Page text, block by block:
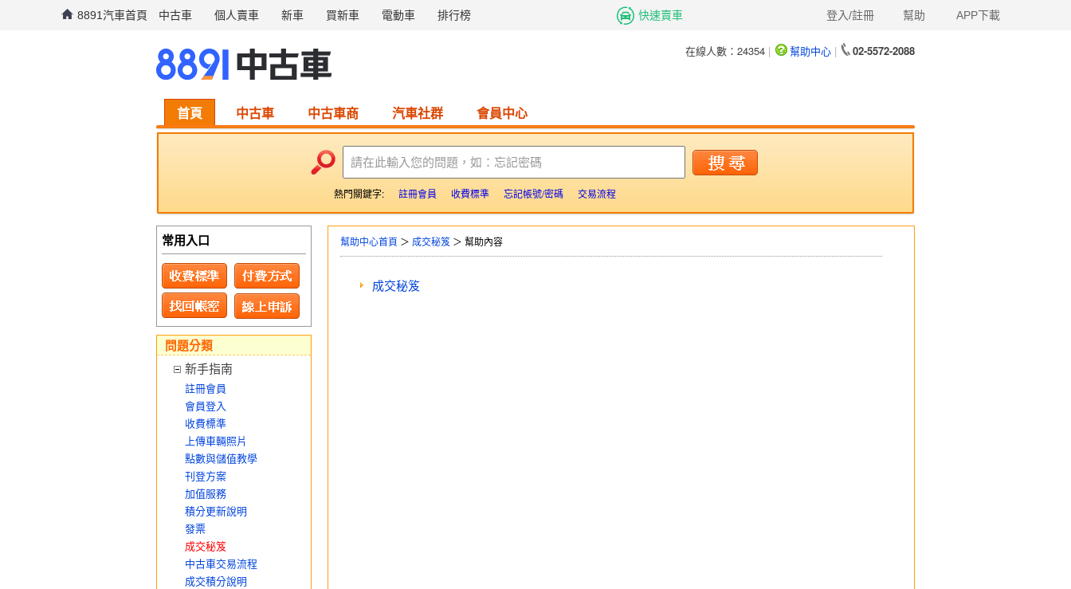
8891汽車首頁 中古車 個人賣車 新車 買新車 電動車 排行榜 快速賣車 登入/註冊 幫助 APP下載
在線人數： 24354 | 幫助中心 | 02-5572-2088
首頁 中古車 中古車商 汽車社群 會員中心
請在此輸入您的問題，如：忘記密碼
熱門關鍵字: 註冊會員 收費標準 忘記帳號/密碼 交易流程
幫助中心首頁 ＞ 成交秘笈 ＞ 幫助內容
成交秘笈
常用入口
問題分類
新手指南
註冊會員
會員登入
收費標準
上傳車輛照片
點數與儲值教學
刊登方案
加值服務
積分更新說明
發票
成交秘笈
中古車交易流程
成交積分說明